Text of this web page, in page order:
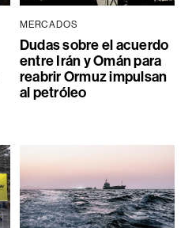
MERCADOS
Dudas sobre el acuerdo
entre Irán y Omán para
reabrir Ormuz impulsan
al petróleo